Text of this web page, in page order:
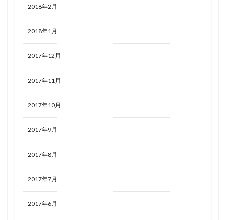
2018年2月
2018年1月
2017年12月
2017年11月
2017年10月
2017年9月
2017年8月
2017年7月
2017年6月